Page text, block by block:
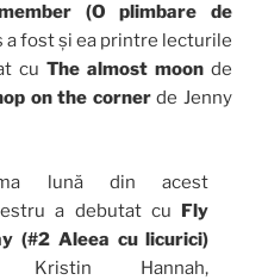
(O plimbare de
a fost și ea printre lecturile
cu The almost moon de
on the cornerde Jenny
lună din acest
a debutat cu Fly
(#2 Aleea cu licurici)
Kristin Hannah,